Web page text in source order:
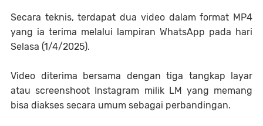
Secara teknis, terdapat dua video dalam format MP4
yang ia terima melalui lampiran WhatsApp pada hari
Selasa (1/4/2025).
Video diterima bersama dengan tiga tangkap layar
atau screenshoot Instagram milik LM yang memang
bisa diakses secara umum sebagai perbandingan.